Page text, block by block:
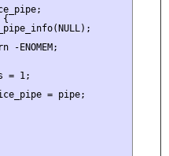
{
-ENOMEM;
= 1;
= pipe;